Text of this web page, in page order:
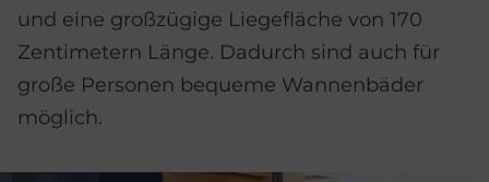
und eine großzügige Liegefläche von 170
Zentimetern Länge. Dadurch sind auch für
große Personen bequeme Wannenbäder
möglich.